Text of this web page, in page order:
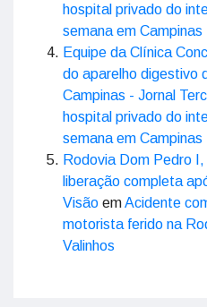
hospital privado do
semana em Campinas
Equipe da Clínica
do aparelho digestivo
Campinas - Jornal
hospital privado do
semana em Campinas
Rodovia Dom Pedro
liberação completa
Visão emAcidente
motorista ferido na
Valinhos